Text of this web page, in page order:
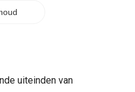
uiteinden van